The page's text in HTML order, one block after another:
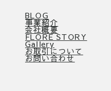
BLOG
事業紹介
会社概要
FLORE STORY
Gallery
お取引について
お問い合わせ